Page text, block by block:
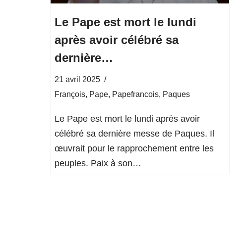
Le Pape est mort le lundi
après avoir célébré sa
dernière…
21 avril 2025
François, Pape, Papefrancois, Paques
Le Pape est mort le lundi après avoir
célébré sa dernière messe de Paques. Il
œuvrait pour le rapprochement entre les
peuples. Paix à son…